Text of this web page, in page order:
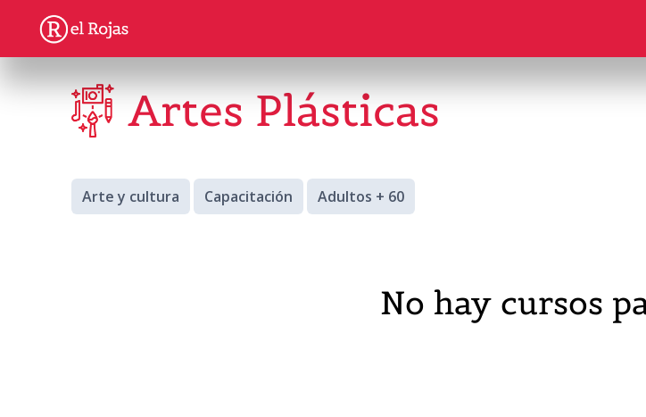
Artes Plásticas
Arte y cultura Capacitación Adultos + 60
No hay cursos